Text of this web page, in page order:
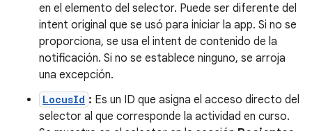
en el elemento del selector. Puede ser diferente del
intent original que se usó para iniciar la app. Si no se
proporciona, se usa el intent de contenido de la
notificación. Si no se establece ninguno, se arroja
una excepción.
LocusId : Es un ID que asigna el acceso directo del
selector al que corresponde la actividad en curso.